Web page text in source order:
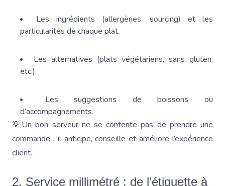
Les ingrédients (allergènes, sourcing) et les
particularités de chaque plat.
Les alternatives (plats végétariens, sans gluten,
etc.).
Les suggestions de boissons ou
d’accompagnements.
💡Un bon serveur ne se contente pas de prendre une
commande : il anticipe, conseille et améliore l’expérience
client.
2. Service millimétré : de l’étiquette à